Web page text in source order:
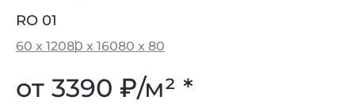
RO 01
60 x 12080 x 16080 x 80
от 3390 ₽/м² *